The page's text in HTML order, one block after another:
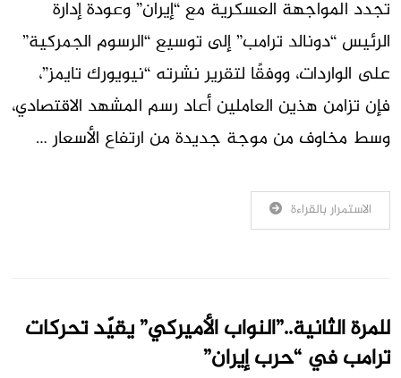
تجدد المواجهة العسكرية مع “إيران” وعودة إدارة
الرئيس “دونالد ترامب” إلى توسيع “الرسوم الجمركية”
على الواردات، ووفقًا لتقرير نشرته “نيويورك تايمز”،
فإن تزامن هذين العاملين أعاد رسم المشهد الاقتصادي،
وسط مخاوف من موجة جديدة من ارتفاع الأسعار …
الاستمرار بالقراءة
للمرة الثانية..”النواب الأميركي” يقيّد تحركات
ترامب في “حرب إيران”